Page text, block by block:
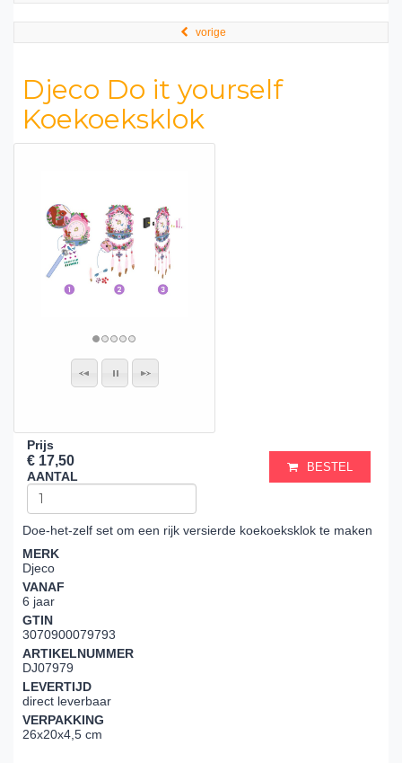
vorige
Djeco Do it yourself
Koekoeksklok
Prijs
€ 17,50
AANTAL
BESTEL
Doe-het-zelf set om een rijk versierde koekoeksklok te maken
MERK
Djeco
VANAF
6 jaar
GTIN
3070900079793
ARTIKELNUMMER
DJ07979
LEVERTIJD
direct leverbaar
VERPAKKING
26x20x4,5 cm